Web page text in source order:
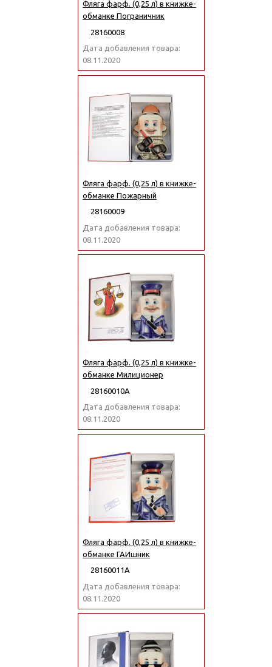
Фляга фарф. (0,25 л) в книжке-
обманке Пограничник
28160008
Дата добавления товара:
08.11.2020
Фляга фарф. (0,25 л) в книжке-
обманке Пожарный
28160009
Дата добавления товара:
08.11.2020
Фляга фарф. (0,25 л) в книжке-
обманке Милиционер
28160010А
Дата добавления товара:
08.11.2020
Фляга фарф. (0,25 л) в книжке-
обманке ГАИшник
28160011А
Дата добавления товара:
08.11.2020